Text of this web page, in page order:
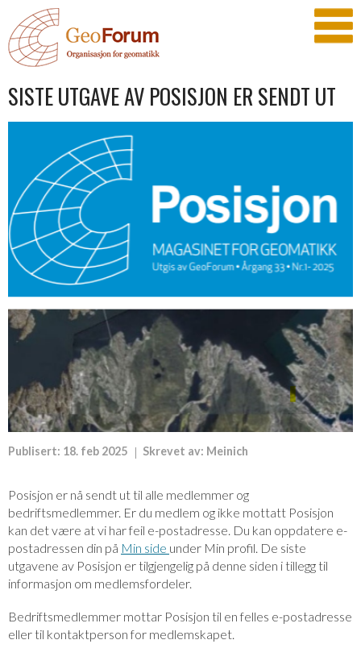
SISTE UTGAVE AV POSISJON ER SENDT UT
Publisert: 18. feb 2025 Skrevet av: Meinich
Posisjon er nå sendt ut til alle medlemmer og
bedriftsmedlemmer. Er du medlem og ikke mottatt Posisjon
kan det være at vi har feil e-postadresse. Du kan oppdatere e-
postadressen din på Min side under Min profil. De siste
utgavene av Posisjon er tilgjengelig på denne siden i tillegg til
informasjon om medlemsfordeler.
Bedriftsmedlemmer mottar Posisjon til en felles e-postadresse
eller til kontaktperson for medlemskapet.